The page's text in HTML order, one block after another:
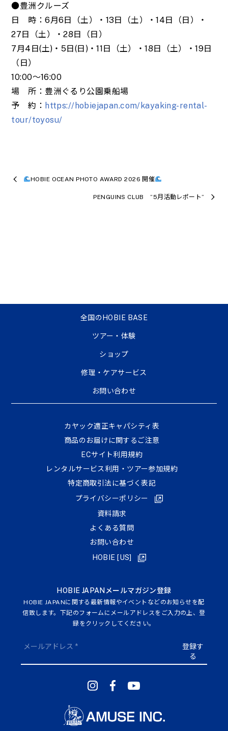
●豊洲クルーズ
日 時：6月6日（土）・13日（土）・14日（日）・
27日（土）・28日（日）
7月4日(土)・5日(日)・11日（土）・18日（土）・19日
（日）
10:00～16:00
場 所：豊洲ぐるり公園乗船場
予 約： https://hobiejapan.com/kayaking-rental-
tour/toyosu/
HOBIE OCEAN PHOTO AWARD 2026 開催
PENGUINS CLUB ”5月活動レポート”
全国のHOBIE BASE
ツアー・体験
ショップ
修理・ケアサービス
お問い合わせ
HOBIE JAPANメールマガジン登録
HOBIE JAPANに関する最新情報やイベントなどのお知らせを配
信致します。下記のフォームにメールアドレスをご入力の上、登
録をクリックしてください。
カヤック適正キャパシティ表
商品のお届けに関するご注意
ECサイト利⽤規約
レンタルサービス利用・ツアー参加規約
特定商取引法に基づく表記
プライバシーポリシー
資料請求
よくある質問
お問い合わせ
HOBIE [US]